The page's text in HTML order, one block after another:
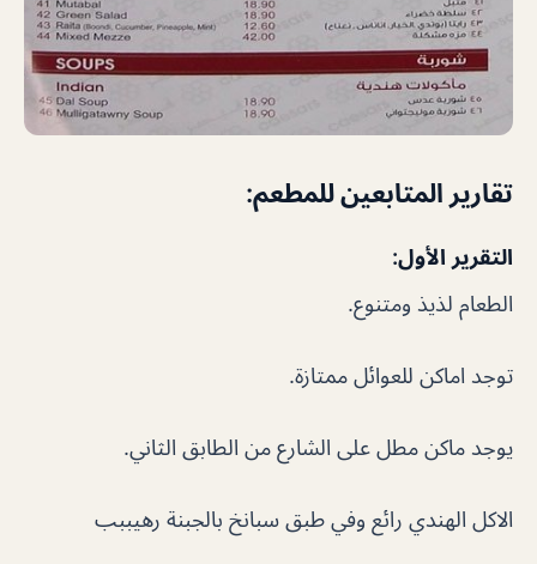
تقارير المتابعين للمطعم:
التقرير الأول:
الطعام لذيذ ومتنوع.
توجد اماكن للعوائل ممتازة.
يوجد ماكن مطل على الشارع من الطابق الثاني.
الاكل الهندي رائع وفي طبق سبانخ بالجبنة رهيببب